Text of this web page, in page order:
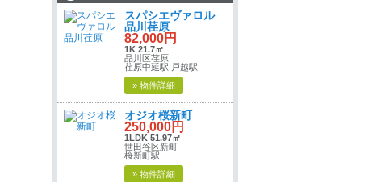
スパシエヴァロル
品川荏原
82,000円
1K 21.7㎡
品川区荏原
荏原中延駅 戸越駅
» 物件詳細
オジオ桜新町
250,000円
1LDK 51.97㎡
世田谷区新町
桜新町駅
» 物件詳細